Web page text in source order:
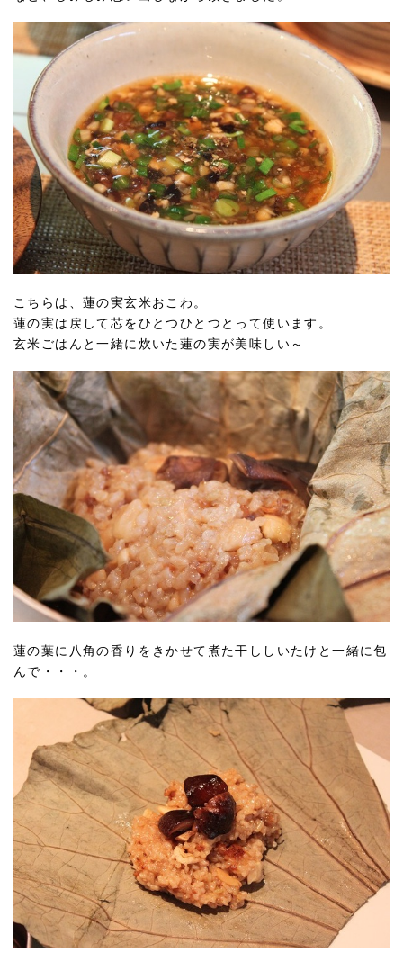
こちらは、蓮の実玄米おこわ。
蓮の実は戻して芯をひとつひとつとって使います。
玄米ごはんと一緒に炊いた蓮の実が美味しい～
蓮の葉に八角の香りをきかせて煮た干ししいたけと一緒に包
んで・・・。